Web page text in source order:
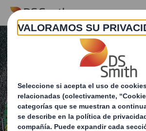
Skip to main content